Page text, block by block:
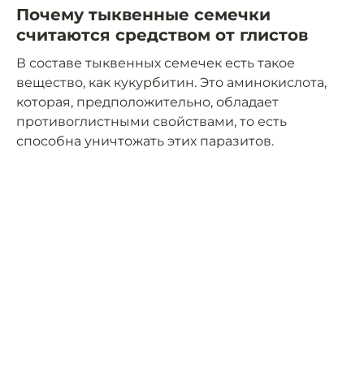
Почему тыквенные семечки
считаются средством от глистов
В составе тыквенных семечек есть такое
вещество, как кукурбитин. Это аминокислота,
которая, предположительно, обладает
противоглистными свойствами, то есть
способна уничтожать этих паразитов.